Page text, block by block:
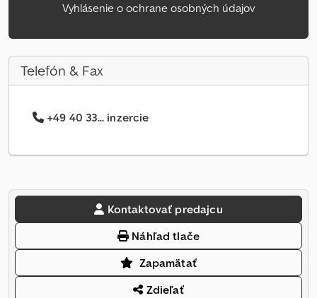
Vyhlásenie o ochrane osobných údajov
Telefón & Fax
+49 40 33... inzercie
Kontaktovať predajcu
Náhľad tlače
Zapamätať
Zdieľať